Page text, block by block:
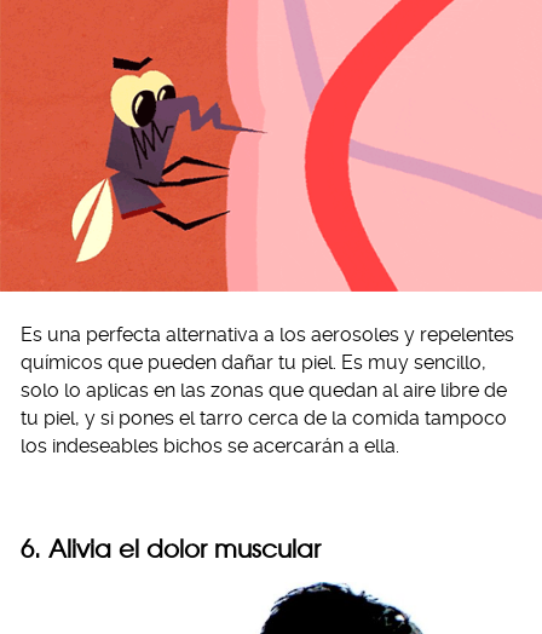
Es una perfecta alternativa a los aerosoles y repelentes
químicos que pueden dañar tu piel. Es muy sencillo,
solo lo aplicas en las zonas que quedan al aire libre de
tu piel, y si pones el tarro cerca de la comida tampoco
los indeseables bichos se acercarán a ella.
6. Alivia el dolor muscular